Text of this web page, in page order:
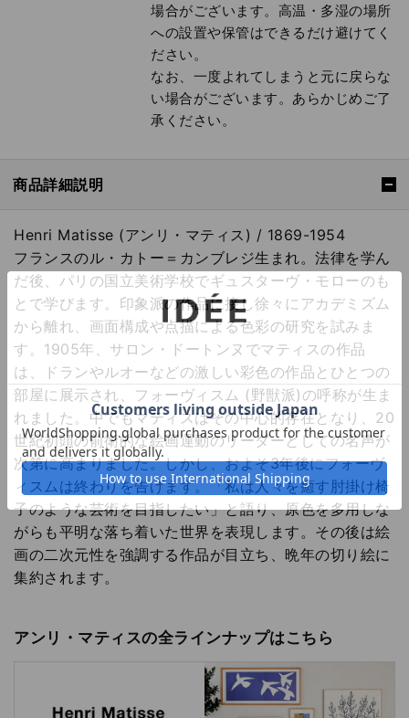
場合がございます。高温・多湿の場所
への設置や保管はできるだけ避けてく
ださい。
なお、一度よれてしまうと元に戻らな
い場合がございます。あらかじめご了
承ください。
商品詳細説明
Henri Matisse (アンリ・マティス) / 1869-1954
フランスのル・カトー＝カンブレジ生まれ。法律を学ん
だ後、パリの国立美術学校でギュスターヴ・モローのも
とで学びます。印象派の作品に接し徐々にアカデミズム
から離れ、画面構成や点描による色彩の研究を試みま
す。1905年、サロン・ドートンヌでマティスの作品
は、ドランやルオーなどの激しい彩色の作品とひとつの
部屋に展示され、フォーヴィスム (野獣派)の呼称が生ま
れました。中でもマティスはその中心的存在となり、20
世紀初頭の前衛的な絵画運動のリーダーとしての名声が
次第に高まりました。しかし、およそ3年後にフォーヴ
ィスムは終わりを告げます。「私は人々を癒す肘掛け椅
子のような芸術を目指したい」と語り、原色を多用しな
がらも平明な落ち着いた世界を表現します。その後は絵
画の二次元性を強調する作品が目立ち、晩年の切り絵に
集約されます。
アンリ・マティスの全ラインナップはこちら